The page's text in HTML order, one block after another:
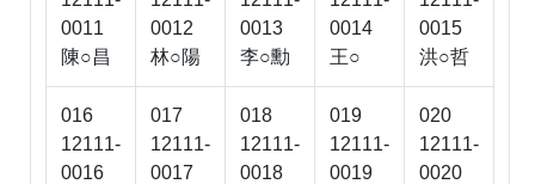
0011
陳○昌
0012
林○陽
0013
李○勳
0014
王○
0015
洪○哲
016
12111-
0016
017
12111-
0017
018
12111-
0018
019
12111-
0019
020
12111-
0020